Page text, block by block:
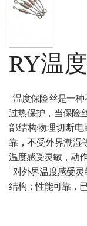
RY温
温度保险丝是一
过热保护，当保险
部结构物理切断电
靠，不受外界潮湿
温度感受灵敏，动
对外界温度感受
结构；性能可靠，